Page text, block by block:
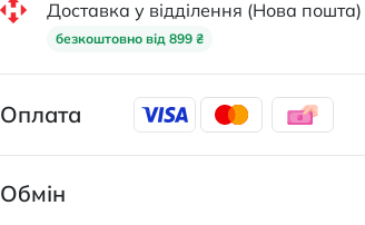
Доставка у відділення (Нова пошта)
безкоштовно від 899 ₴
Оплата
Обмін